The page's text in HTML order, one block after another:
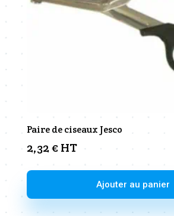
Paire de ciseaux Jesco
2,32€ HT
Ajouter au panier